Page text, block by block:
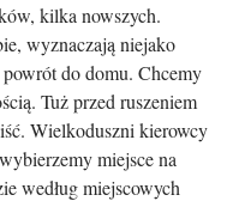
kilka nowszych.
wyznaczają niejako
do domu. Chcemy
Tuż przed ruszeniem
Wielkoduszni kierowcy
miejsce na
według miejscowych